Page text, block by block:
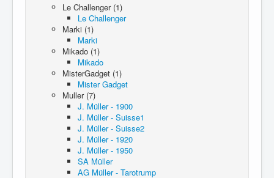
Le Challenger (1)
Le Challenger
Marki (1)
Marki
Mikado (1)
Mikado
MisterGadget (1)
Mister Gadget
Muller (7)
J. Müller - 1900
J. Müller - Suisse1
J. Müller - Suisse2
J. Müller - 1920
J. Müller - 1950
SA Müller
AG Müller - Tarotrump